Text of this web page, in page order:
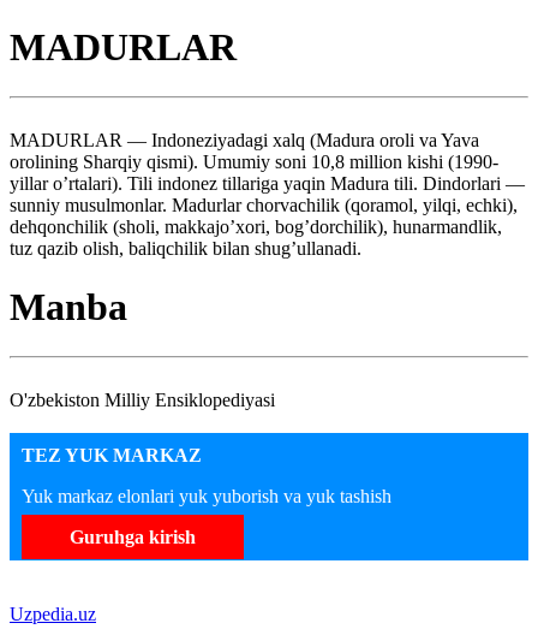
MADURLAR
MADURLAR — Indoneziyadagi xalq (Madura oroli va Yava
orolining Sharqiy qismi). Umumiy soni 10,8 million kishi (1990-
yillar o’rtalari). Tili indonez tillariga yaqin Madura tili. Dindorlari —
sunniy musulmonlar. Madurlar chorvachilik (qoramol, yilqi, echki),
dehqonchilik (sholi, makkajo’xori, bog’dorchilik), hunarmandlik,
tuz qazib olish, baliqchilik bilan shug’ullanadi.
Manba
O'zbekiston Milliy Ensiklopediyasi
TEZ YUK MARKAZ
Yuk markaz elonlari yuk yuborish va yuk tashish
Guruhga kirish
Uzpedia.uz